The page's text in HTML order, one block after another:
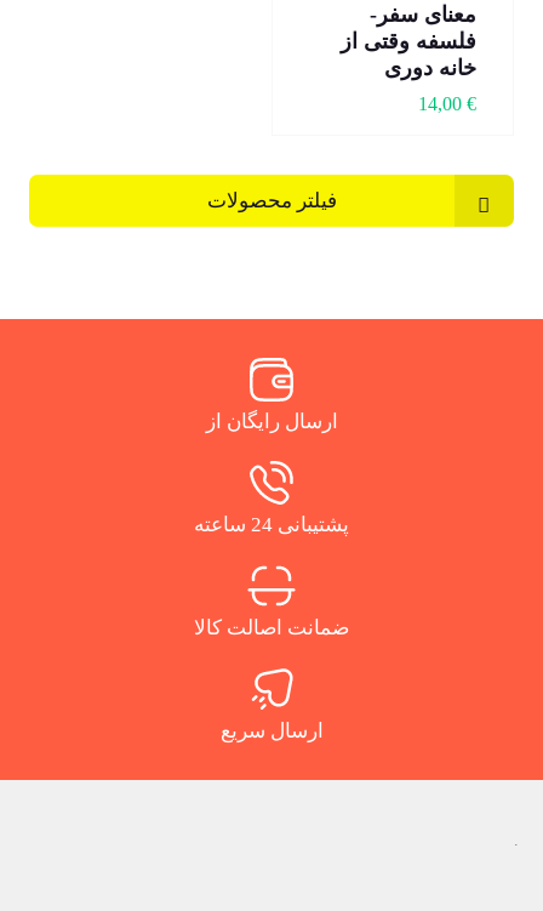
معنای سفر-
فلسفه وقتی از
خانه دوری
14,00 €
فیلتر محصولات
ارسال رایگان از
پشتیبانی 24 ساعته
ضمانت اصالت کالا
ارسال سریع
.